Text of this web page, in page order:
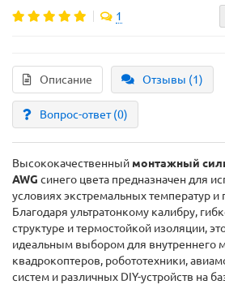
1
Описание Отзывы (1)
Вопрос-ответ(0)
Высококачественный монтажный
AWG синего цвета предназначен для
условиях экстремальных температур и
Благодаря ультратонкому калибру,
структуре и термостойкой изоляции,
идеальным выбором для внутреннего
квадрокоптеров, робототехники,
систем и различных DIY-устройств на